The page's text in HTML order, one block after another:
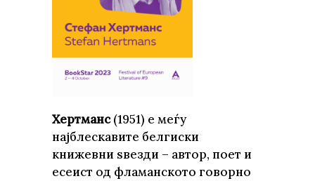
Хертманс(1951) е меѓу
најблескавите белгиски
книжевни ѕвезди – автор, поет и
есеист од фламанското говорно